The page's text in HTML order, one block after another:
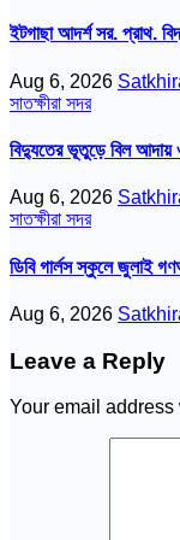
ইটগাছা আদর্শ সর. প্রাথ.
Aug 6, 2026
সাতক্ষীরা সদর
বিদ্যুতের ভূতুড়ে বিল আদায়
Aug 6, 2026
সাতক্ষীরা সদর
ডিবি গার্লস স্কুলে জুলাই
Aug 6, 2026
Leave a Reply
Your email